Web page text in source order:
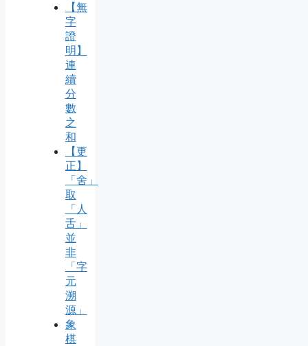
【無
字
證
明】
連
續
分
數
之
和
【更
正】
「舍」
取
「人
舌」
並
非
「字
元
溯
源」
象
棋